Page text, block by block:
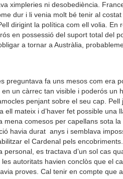
ximpleries ni desobediència.
dur i li venia molt bé tenir al
dirigint la política com ell volia. En
en possessió del suport total del
a tornar a Austràlia,
preguntava fa uns mesos com era
un càrrec tan visible i poderós un
penjant sobre el seu cap. Pell
ell mateix i d’haver fet possible una
mena comesos per capellans sota la
havia durat anys i semblava
el Cardenal pels
personal, es tractava d’un sol cas
autoritats havien conclòs que el
proves. Cal tenir en compte que